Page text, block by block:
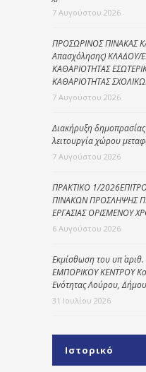
7 Αυγούστου 2026
ΠΡΟΣΩΡΙΝΟΣ ΠΙΝΑΚΑΣ
Απασχόλησης) ΚΛΑΔΟΥ/
ΚΑΘΑΡΙΟΤΗΤΑΣ
ΚΑΘΑΡΙΟΤΗΤΑΣ
7 Αυγούστου 2026
Διακήρυξη
λειτουργία χώρου
7 Αυγούστου 2026
ΠΡΑΚΤΙΚΟ 1/
ΠΙΝΑΚΩΝ ΠΡΟΣΛΗΨΗΣ
ΕΡΓΑΣΙΑΣ ΟΡΙΣΜΕΝΟΥ
6 Αυγούστου 2026
Εκμίσθωση του υπ΄
ΕΜΠΟΡΙΚΟΥ ΚΕΝΤΡΟΥ
Ενότητας Λούρου,
31 Ιουλίου 2026
Ιστορικό